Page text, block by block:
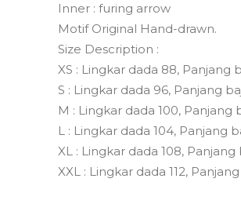
Inner : furing arrow
Motif Original Hand-drawn.
Size Description :
XS : Lingkar dada 88, Panjang
S : Lingkar dada 96, Panjang
M : Lingkar dada 100, Panjang
L : Lingkar dada 104, Panjang
XL : Lingkar dada 108, Panjang
XXL : Lingkar dada 112,